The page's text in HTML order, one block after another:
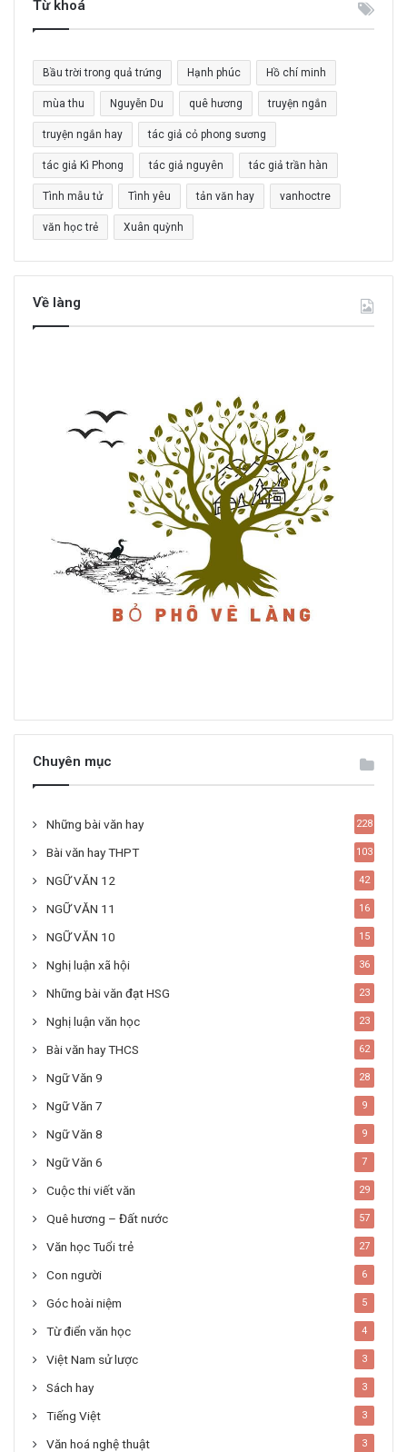
h
o
:
Từ khoá
Bầu trời trong quả trứng Hạnh phúc Hồ chí minh
mùa thu Nguyễn Du quê hương truyện ngắn
truyện ngắn hay tác giả cỏ phong sương
tác giả Kì Phong tác giả nguyên tác giả trần hàn
Tình mẫu tử Tình yêu tản văn hay vanhoctre
văn học trẻ Xuân quỳnh
Về làng
Chuyên mục
Những bài văn hay 228
Bài văn hay THPT 103
NGỮ VĂN 12 42
NGỮ VĂN 11 16
NGỮ VĂN 10 15
Nghị luận xã hội 36
Những bài văn đạt HSG 23
Nghị luận văn học 23
Bài văn hay THCS 62
Ngữ Văn 9 28
Ngữ Văn 7 9
Ngữ Văn 8 9
Ngữ Văn 6 7
Cuộc thi viết văn 29
Quê hương – Đất nước 57
Văn học Tuổi trẻ 27
Con người 6
Góc hoài niệm 5
Từ điển văn học 4
Việt Nam sử lược 3
Sách hay 3
Tiếng Việt 3
Văn hoá nghệ thuật 3